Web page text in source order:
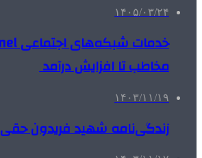
۱۴۰۵/۰۳/۲۴
مخاطب تا افزایش درآمد
۱۴۰۳/۱۱/۱۹
زندگی‌نامه شهید فریدون حقی